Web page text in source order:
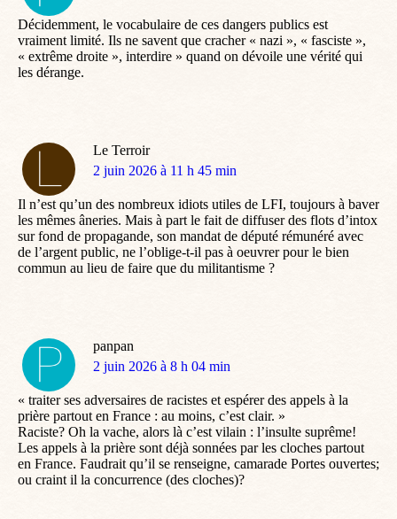
Décidemment, le vocabulaire de ces dangers publics est
vraiment limité. Ils ne savent que cracher « nazi », « fasciste »,
« extrême droite », interdire » quand on dévoile une vérité qui
les dérange.
Le Terroir
dit
2 juin 2026 à 11 h 45 min
Il n’est qu’un des nombreux idiots utiles de LFI, toujours à baver
les mêmes âneries. Mais à part le fait de diffuser des flots d’intox
sur fond de propagande, son mandat de député rémunéré avec
de l’argent public, ne l’oblige-t-il pas à oeuvrer pour le bien
commun au lieu de faire que du militantisme ?
panpan
dit
2 juin 2026 à 8 h 04 min
« traiter ses adversaires de racistes et espérer des appels à la
prière partout en France : au moins, c’est clair. »
Raciste? Oh la vache, alors là c’est vilain : l’insulte suprême!
Les appels à la prière sont déjà sonnées par les cloches partout
en France. Faudrait qu’il se renseigne, camarade Portes ouvertes;
ou craint il la concurrence (des cloches)?